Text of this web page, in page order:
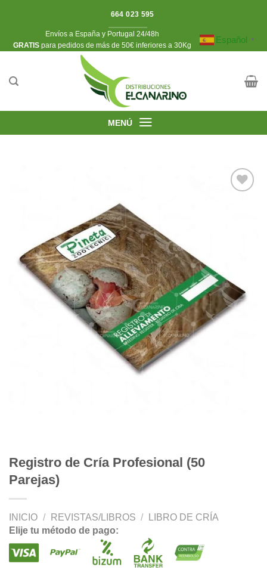
664 023 595
Envíos a España y Portugal 24/48h
​GRATIS para pedidos de más de 50€ inferiores a 30Kg
Español ▼
MENÚ
Registro de Cría Profesional (50
Parejas)
INICIO / REVISTAS/LIBROS /
LIBRO DE CRÍA
Elije tu método de pago: